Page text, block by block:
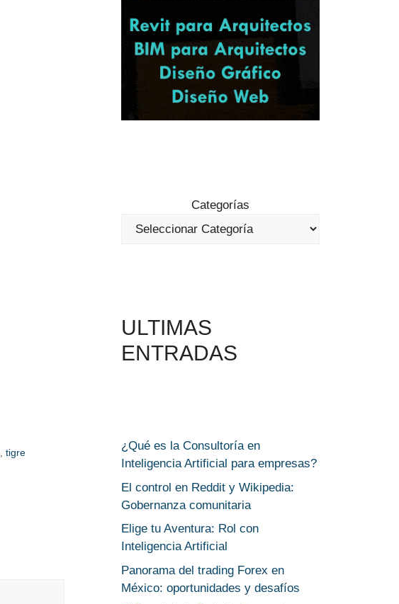
,tigre
Categorías
ULTIMAS
ENTRADAS
¿Qué es la Consultoría en
Inteligencia Artificial para empresas?
El control en Reddit y Wikipedia:
Gobernanza comunitaria
Elige tu Aventura: Rol con
Inteligencia Artificial
Panorama del trading Forex en
México: oportunidades y desafíos